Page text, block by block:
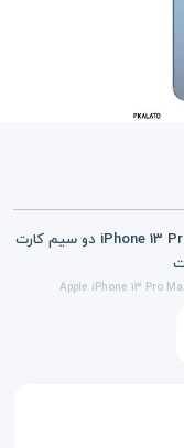
گوشی موبایل اپل مدل iPhone 13 Pro Max CH/A Not Active دو سیم کارت
Apple iPhone 13 Pro